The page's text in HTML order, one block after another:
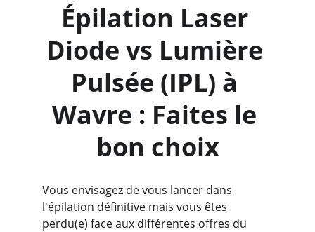
Vous envisagez de vous lancer dans
l'épilation définitive mais vous êtes
perdu(e) face aux différentes offres du
Épilation Laser
Diode vs Lumière
Pulsée (IPL) à
Wavre : Faites le
bon choix